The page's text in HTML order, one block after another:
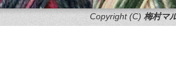
Copyright (C) 梅村マ